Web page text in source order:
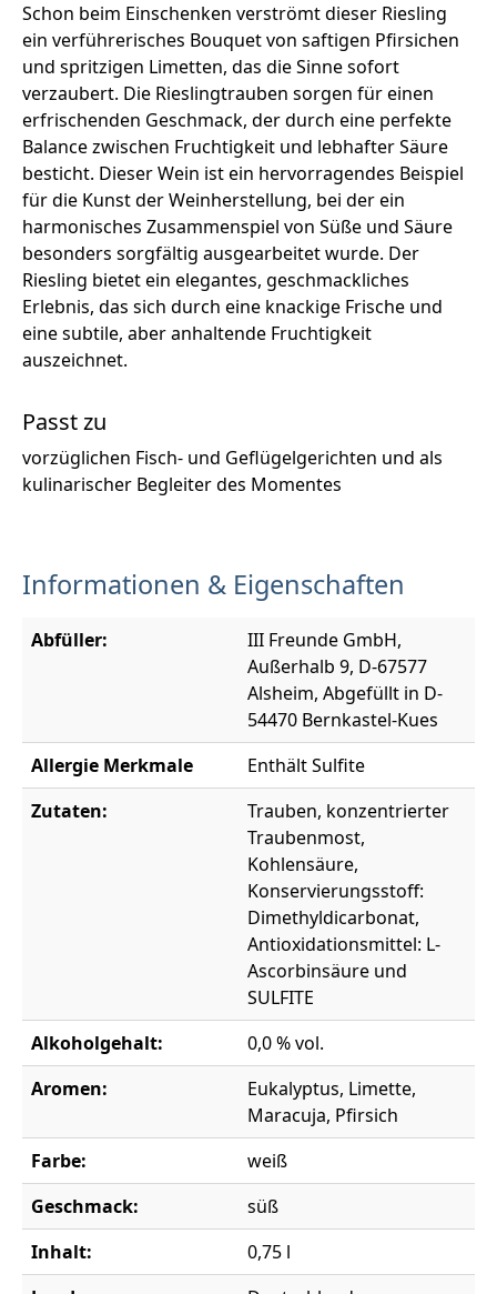
Schon beim Einschenken verströmt dieser Riesling
ein verführerisches Bouquet von saftigen Pfirsichen
und spritzigen Limetten, das die Sinne sofort
verzaubert. Die Rieslingtrauben sorgen für einen
erfrischenden Geschmack, der durch eine perfekte
Balance zwischen Fruchtigkeit und lebhafter Säure
besticht. Dieser Wein ist ein hervorragendes Beispiel
für die Kunst der Weinherstellung, bei der ein
harmonisches Zusammenspiel von Süße und Säure
besonders sorgfältig ausgearbeitet wurde. Der
Riesling bietet ein elegantes, geschmackliches
Erlebnis, das sich durch eine knackige Frische und
eine subtile, aber anhaltende Fruchtigkeit
auszeichnet.
Passt zu
vorzüglichen Fisch- und Geflügelgerichten und als
kulinarischer Begleiter des Momentes
Informationen & Eigenschaften
Abfüller:
III Freunde GmbH,
Außerhalb 9, D-67577
Alsheim, Abgefüllt in D-
54470 Bernkastel-Kues
Allergie Merkmale
Enthält Sulfite
Zutaten:
Trauben, konzentrierter
Traubenmost,
Kohlensäure,
Konservierungsstoff:
Dimethyldicarbonat,
Antioxidationsmittel: L-
Ascorbinsäure und
SULFITE
Alkoholgehalt:
0,0 % vol.
Aromen:
Eukalyptus, Limette,
Maracuja, Pfirsich
Farbe:
weiß
Geschmack:
süß
Inhalt:
0,75 l